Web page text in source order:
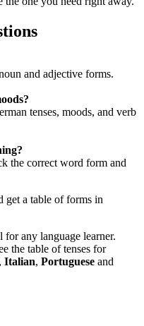
and adjective forms.
tenses, moods, and verb
the correct word form and
get a table of forms in
any language learner.
the table of tenses for
, Italian, Portuguese and